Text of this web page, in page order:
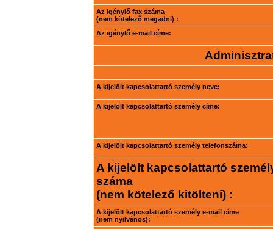
Az igénylő fax száma
(nem kötelező megadni) :
Az igénylő e-mail címe:
A kijelölt kapcsolattartó személy neve:
A kijelölt kapcsolattartó személy címe:
A kijelölt kapcsolattartó személy telefonszáma:
A kijelölt kapcsolattartó
száma
(nem kötelező kitölteni) :
A kijelölt kapcsolattartó személy e-mail címe
(nem nyilvános):